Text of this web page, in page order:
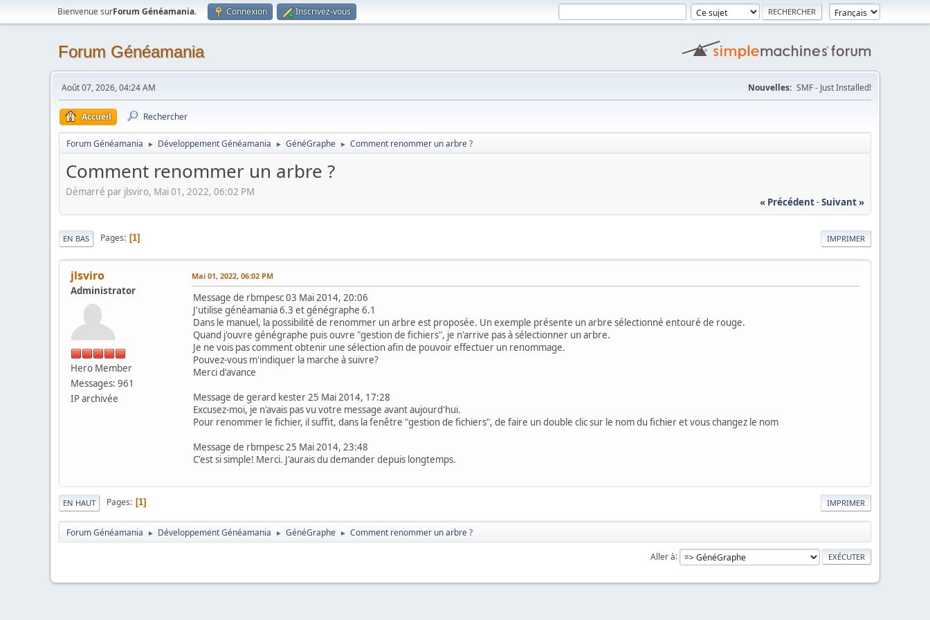
Bienvenue surForum Généamania. Connexion Inscrivez-vous
Forum Généamania
Août 07, 2026, 04:24 AM Nouvelles: SMF - Just Installed!
Accueil Rechercher
Forum Généamania ► Développement Généamania ► GénéGraphe ► Comment renommer un arbre ?
Comment renommer un arbre ?
Démarré par jlsviro, Mai 01, 2022, 06:02 PM
« Précédent-Suivant »
IMPRIMER
EN BAS Pages 1
jlsviro
Administrator
Hero Member
Messages: 961
IP archivée
Mai 01, 2022, 06:02 PM
Message de rbmpesc 03 Mai 2014, 20:06
J'utilise généamania 6.3 et génégraphe 6.1
Dans le manuel, la possibilité de renommer un arbre est proposée. Un exemple présente un arbre sélectionné entouré de rouge.
Quand j'ouvre génégraphe puis ouvre "gestion de fichiers", je n'arrive pas à sélectionner un arbre.
Je ne vois pas comment obtenir une sélection afin de pouvoir effectuer un renommage.
Pouvez-vous m'indiquer la marche à suivre?
Merci d'avance
Message de gerard kester 25 Mai 2014, 17:28
Excusez-moi, je n'avais pas vu votre message avant aujourd'hui.
Pour renommer le fichier, il suffit, dans la fenêtre "gestion de fichiers", de faire un double clic sur le nom du fichier et vous changez le nom
Message de rbmpesc 25 Mai 2014, 23:48
C'est si simple! Merci. J'aurais du demander depuis longtemps.
IMPRIMER
EN HAUT Pages 1
Forum Généamania ► Développement Généamania ► GénéGraphe ► Comment renommer un arbre ?
Aller à